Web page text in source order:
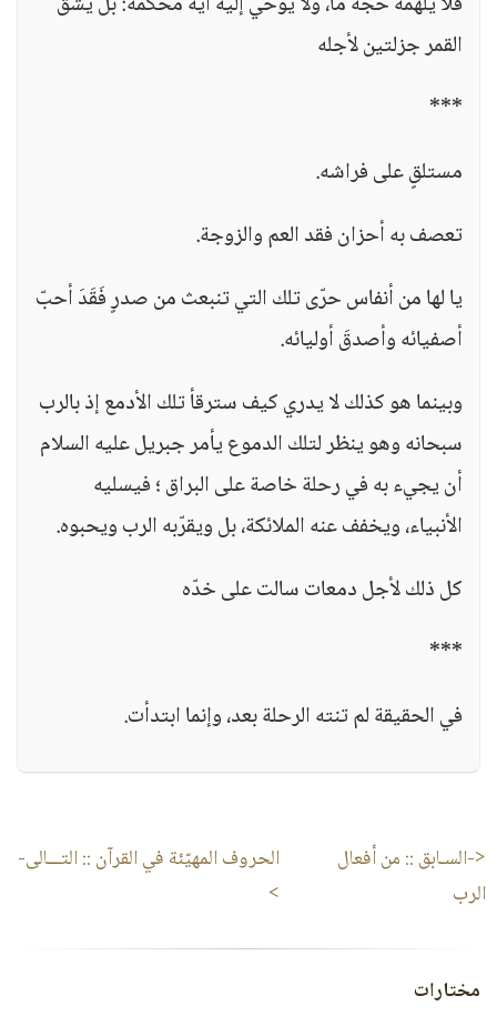
القمر جزلتين لأجله
***
مستلقٍ على فراشه.
تعصف به أحزان فقد العم والزوجة.
يا لها من أنفاس حرّى تلك التي تنبعث من صدرٍ فَقَدَ أحبّ
أصفيائه وأصدقَ أوليائه.
وبينما هو كذلك لا يدري كيف سترقأ تلك الأدمع إذ بالرب
سبحانه وهو ينظر لتلك الدموع يأمر جبريل عليه السلام
أن يجيء به في رحلة خاصة على البراق ؛ فيسليه
الأنبياء، ويخفف عنه الملائكة، بل ويقرّبه الرب ويحبوه.
كل ذلك لأجل دمعات سالت على خدّه
***
في الحقيقة لم تنته الرحلة بعد، وإنما ابتدأت.
<-السـابق :: من أفعال
الرب
الحروف المهيّئة في القرآن :: التـــالى-
>
مختارات